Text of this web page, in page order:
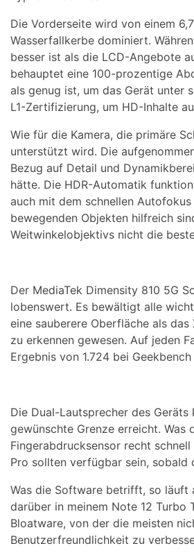
Die Vorderseite wird von einem
Wasserfallkerbe dominiert.
besser ist als die LCD-Angebote
behauptet eine 100-prozentige
als genug ist, um das Gerät unter
L1-Zertifizierung, um HD-Inhalte
Wie für die Kamera, die primäre
unterstützt wird. Die
Bezug auf Detail und
hätte. Die HDR-Automatik
auch mit dem schnellen
bewegenden Objekten hilfreich
Weitwinkelobjektivs nicht die
Der MediaTek Dimensity 810 5G
lobenswert. Es bewältigt alle
eine sauberere Oberfläche als
zu erkennen gewesen. Auf jeden
Ergebnis von 1.724 bei Geekbench
Die Dual-Lautsprecher des
gewünschte Grenze erreicht.
Fingerabdrucksensor recht
Pro sollten verfügbar sein,
Was die Software betrifft, so läuft
darüber in meinem Note 12 Turbo
Bloatware, von der die meisten
Benutzerfreundlichkeit zu